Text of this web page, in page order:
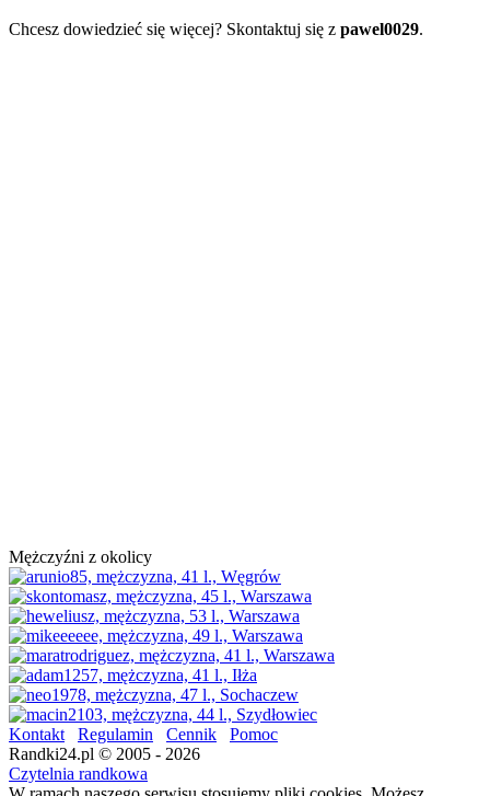
Chcesz dowiedzieć się więcej? Skontaktuj się z pawel0029.
Mężczyźni z okolicy
Kontakt Regulamin Cennik
Pomoc
Randki24.pl © 2005 - 2026
Czytelnia randkowa